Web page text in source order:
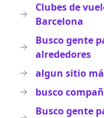
Clubes de
Barcelona
Busco gente
alrededores
algun sitio
busco
Busco gente